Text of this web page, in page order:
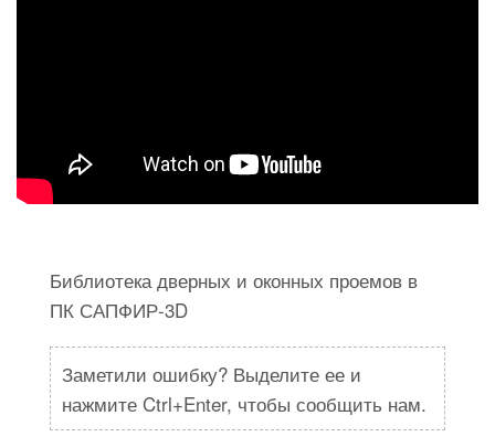
Библиотека дверных и оконных проемов в
ПК САПФИР-3D
Заметили ошибку? Выделите ее и
нажмите Ctrl+Enter, чтобы сообщить нам.